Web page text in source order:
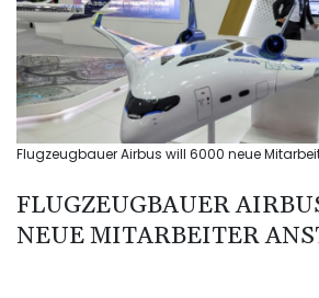
Flugzeugbauer Airbus will 6000 neue
FLUGZEUGBAUER
NEUE MITARBEITER